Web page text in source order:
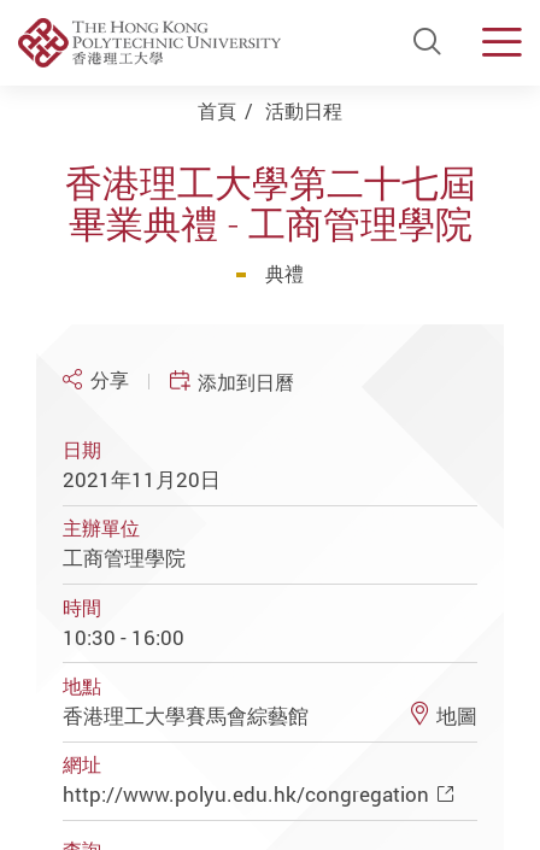
Open
首頁 活動日程
香港理工大學第二十七屆
畢業典禮 - 工商管理學院
典禮
分享 添加到日曆
日期
2021年11月20日
主辦單位
工商管理學院
時間
10:30 - 16:00
地點
香港理工大學賽馬會綜藝館 地圖
網址
http://www.polyu.edu.hk/congregation